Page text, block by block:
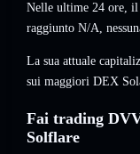
Nelle ultime 24 ore,
raggiunto N/A,
La sua attuale
sui maggiori DEX
Fai trading
Solflare